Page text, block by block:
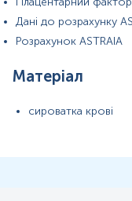
для гарантування
спеціаліст – медична
Дані до розрахунку
Розрахунок ASTRAIA
Матеріал
сироватка крові